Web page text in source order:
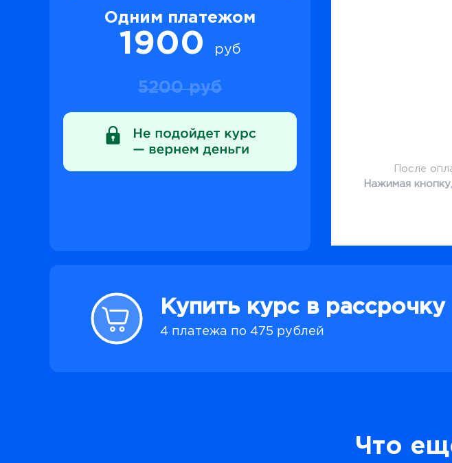
Одним платежом
1900 руб
5200 руб
После
Нажимая кнопку,
Купить курс в рассрочку
4 платежа по 475 рублей
Что